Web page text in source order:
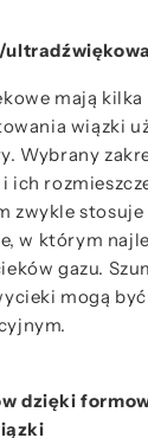
mają
wiązki
Wybrany
zwykle
w którym
gazu.
mogą
dzięki